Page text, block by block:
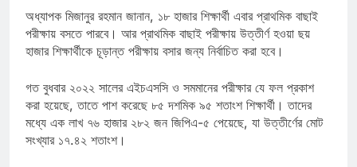
অধ্যাপক মিজানুর রহমান জানান, ১৮ হাজার শিক্ষার্থী এবার প্রাথমিক বাছাই
পরীক্ষায় বসতে পারবে। আর প্রাথমিক বাছাই পরীক্ষায় উত্তীর্ণ হওয়া ছয়
হাজার শিক্ষার্থীকে চূড়ান্ত পরীক্ষায় বসার জন্য নির্বাচিত করা হবে।
গত বুধবার ২০২২ সালের এইচএসসি ও সমমানের পরীক্ষার যে ফল প্রকাশ
করা হয়েছে, তাতে পাশ করেছে ৮৫ দশমিক ৯৫ শতাংশ শিক্ষার্থী। তাদের
মধ্যে এক লাখ ৭৬ হাজার ২৮২ জন জিপিএ-৫ পেয়েছে, যা উত্তীর্ণের মোট
সংখ্যার ১৭.৪২ শতাংশ।